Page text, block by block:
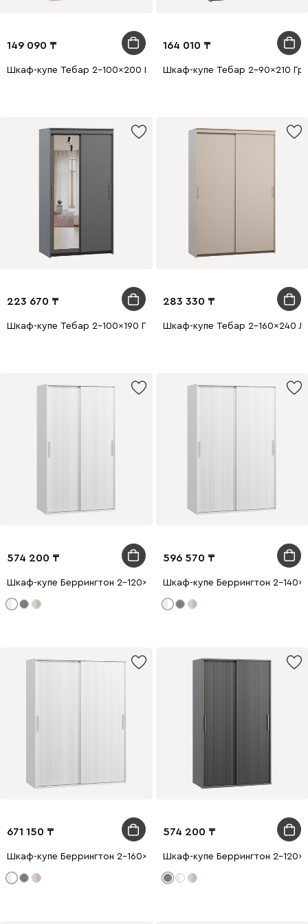
149 090
Шкаф-купе Тебар 2-100x200 Белый без зеркал
164 010
Шкаф-купе Тебар 2-90x210
223 670
Шкаф-купе Тебар 2-100x190 Графитовый 1 зеркало
283 330
Шкаф-купе Тебар 2-160x240
574 200
Шкаф-купе Беррингтон 2-120x210 Белый
596 570
Шкаф-купе Беррингтон 2-
671 150
Шкаф-купе Беррингтон 2-160x210 Белый
574 200
Шкаф-купе Беррингтон 2-